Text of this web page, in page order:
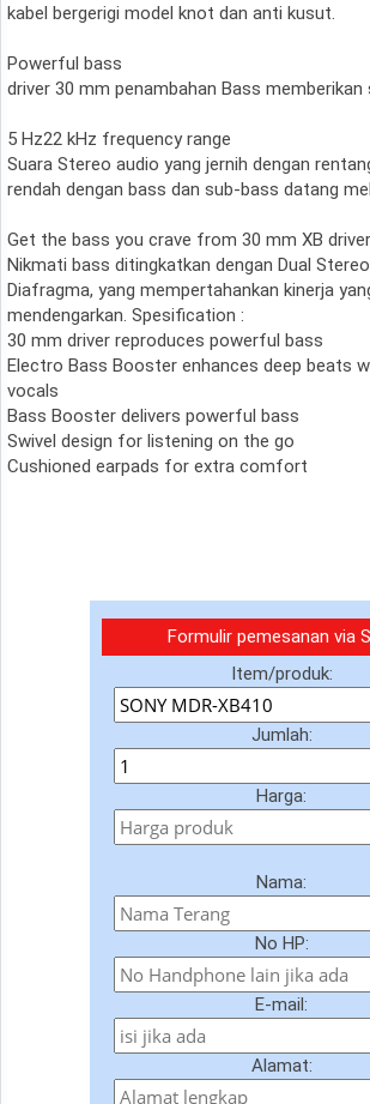
kabel bergerigi model knot dan anti kusut.
Powerful bass
driver 30 mm penambahan Bass memberikan
5 Hz22 kHz frequency range
Suara Stereo audio yang jernih dengan
rendah dengan bass dan sub-bass datang
Get the bass you crave from 30 mm XB
Nikmati bass ditingkatkan dengan Dual
Diafragma, yang mempertahankan kinerja
mendengarkan. Spesification :
30 mm driver reproduces powerful bass
Electro Bass Booster enhances deep beats
vocals
Bass Booster delivers powerful bass
Swivel design for listening on the go
Cushioned earpads for extra comfort
Formulir pemesanan via
Item/produk:
Jumlah:
Harga:
Nama:
No HP:
E-mail:
Alamat: